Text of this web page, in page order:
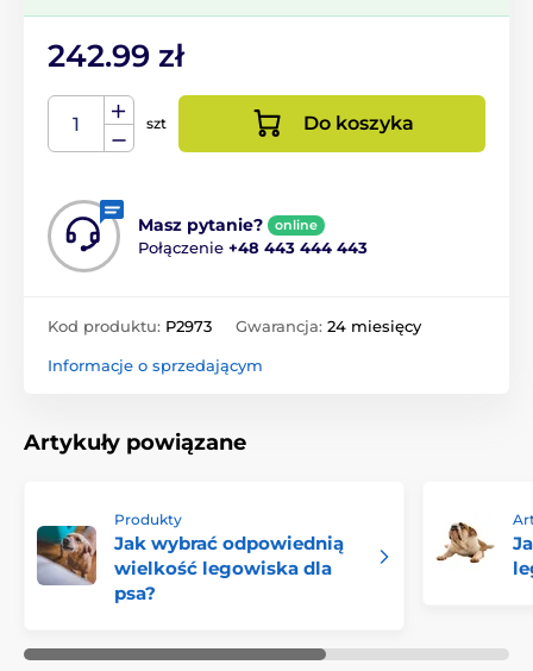
242.99 zł
szt Do koszyka
Masz pytanie? online
Połączenie +48 443 444 443
Kod produktu: P2973 Gwarancja: 24 miesięcy
Informacje o sprzedającym
Artykuły powiązane
Produkty
Jak wybrać odpowiednią
wielkość legowiska dla
psa?